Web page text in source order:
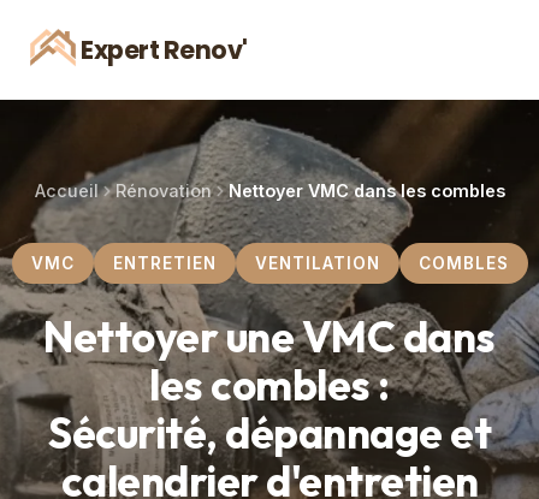
Expert Renov'
Accueil Rénovation Nettoyer VMC dans les combles
VMC ENTRETIEN VENTILATION COMBLES
Nettoyer une VMC dans
les combles :
Sécurité, dépannage et
calendrier d'entretien